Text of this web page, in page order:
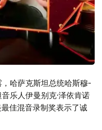
哈萨克斯坦总统哈斯穆-
乐人伊曼别克·泽依肯诺
佳混音录制奖表示了诚